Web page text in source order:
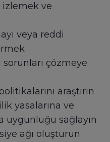
izlemek ve
veya reddi
çözmeye
araştırın
yasalarına ve
uygunluğu sağlayın
ağı oluşturun